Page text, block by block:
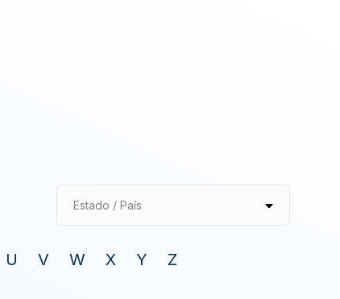
Estado / País
U V W X Y Z